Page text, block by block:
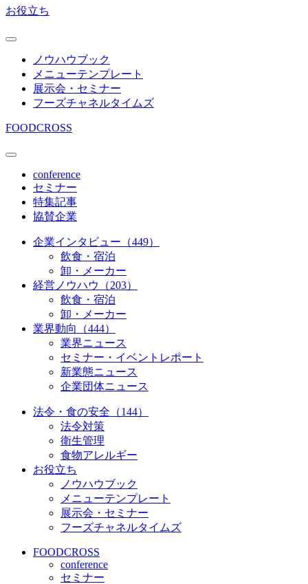
お役立ち
ノウハウブック
メニューテンプレート
展示会・セミナー
フーズチャネルタイムズ
FOODCROSS
conference
セミナー
特集記事
協賛企業
企業インタビュー（449）
飲食・宿泊
卸・メーカー
経営ノウハウ（203）
飲食・宿泊
卸・メーカー
業界動向（444）
業界ニュース
セミナー・イベントレポート
新業態ニュース
企業団体ニュース
法令・食の安全（144）
法令対策
衛生管理
食物アレルギー
お役立ち
ノウハウブック
メニューテンプレート
展示会・セミナー
フーズチャネルタイムズ
FOODCROSS
conference
セミナー